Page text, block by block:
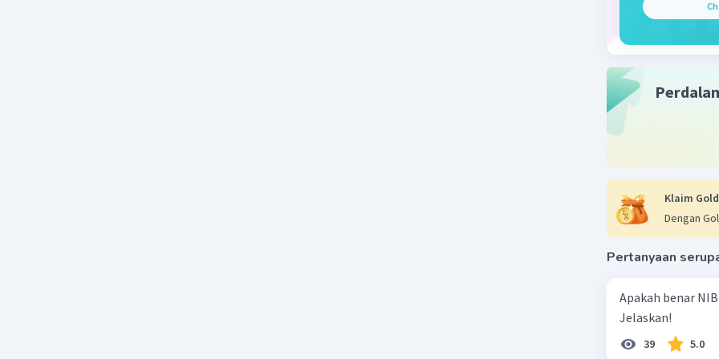
Budi
bidang
Madura.
Beri
Lucy A
05 Januari
Klaim
Dengan
Pertanyaan
Apakah benar
Jelaskan!
39 5.0